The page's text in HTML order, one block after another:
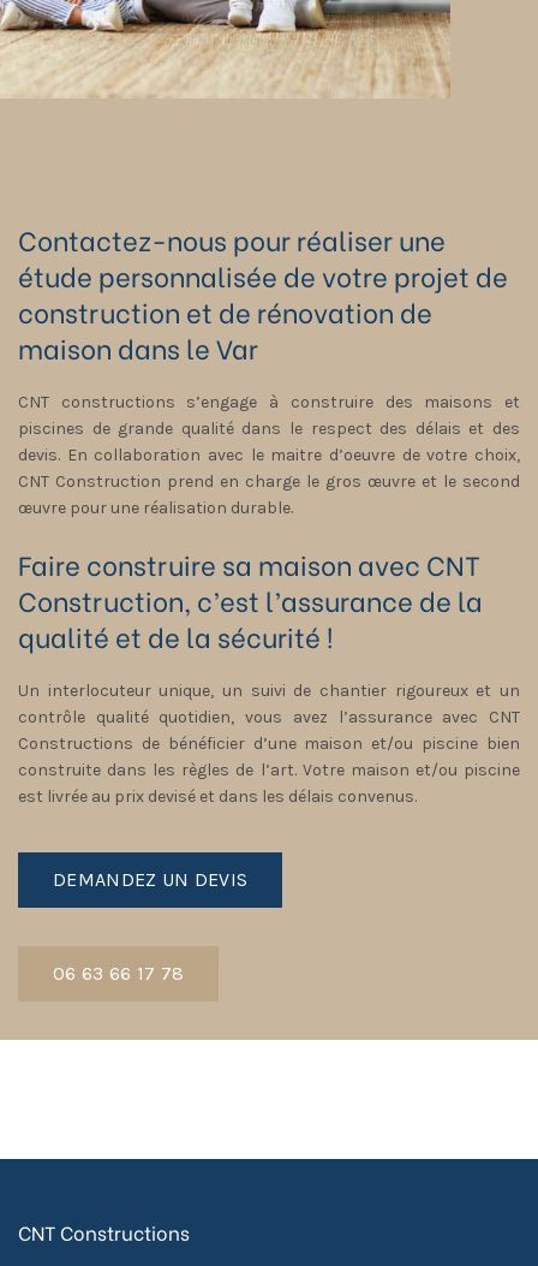
Contactez-nous pour réaliser une
étude personnalisée de votre projet de
construction et de rénovation de
maison dans le Var
CNT constructions s’engage à construire des maisons et
piscines de grande qualité dans le respect des délais et des
devis. En collaboration avec le maitre d’oeuvre de votre choix,
CNT Construction prend en charge le gros œuvre et le second
œuvre pour une réalisation durable.
Faire construire sa maison avec CNT
Construction, c’est l’assurance de la
qualité et de la sécurité !
Un interlocuteur unique, un suivi de chantier rigoureux et un
contrôle qualité quotidien, vous avez l’assurance avec CNT
Constructions de bénéficier d’une maison et/ou piscine bien
construite dans les règles de l’art. Votre maison et/ou piscine
est livrée au prix devisé et dans les délais convenus.
DEMANDEZ UN DEVIS
06 63 66 17 78
CNT Constructions